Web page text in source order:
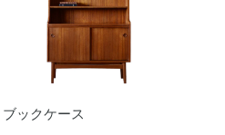
ブックケース